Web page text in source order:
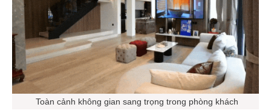
Toàn cảnh không gian sang trọng trong phòng khách